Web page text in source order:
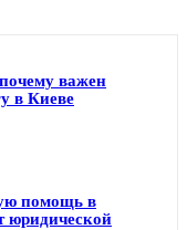
важен
в Киеве
помощь в
юридической